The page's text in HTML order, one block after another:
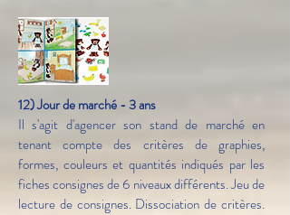
12) Jour de marché - 3 ans
Il s'agit d'agencer son stand de marché en
tenant compte des critères de graphies,
formes, couleurs et quantités indiqués par les
fiches consignes de 6 niveaux différents. Jeu de
lecture de consignes. Dissociation de critères.